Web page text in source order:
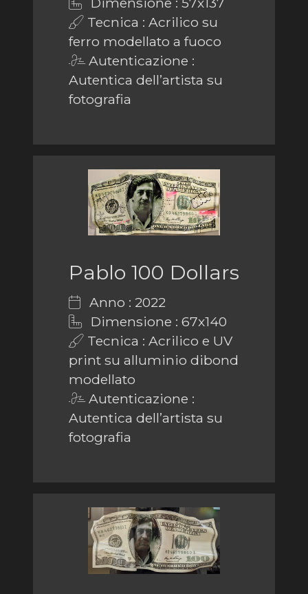
Tecnica : Acrilico su
ferro modellato a fuoco
Autenticazione :
Autentica dell’artista su
fotografia
Pablo 100 Dollars
Anno : 2022
Dimensione : 67x140
Tecnica : Acrilico e UV
print su alluminio dibond
modellato
Autenticazione :
Autentica dell’artista su
fotografia